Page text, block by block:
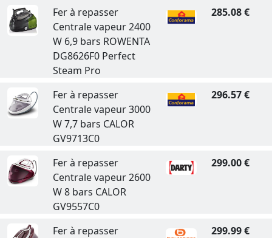
Fer à repasser
Centrale vapeur 2400
W 6,9 bars ROWENTA
DG8626F0 Perfect
Steam Pro
285.08 €
Fer à repasser
Centrale vapeur 3000
W 7,7 bars CALOR
GV9713C0
296.57 €
Fer à repasser
Centrale vapeur 2600
W 8 bars CALOR
GV9557C0
299.00 €
Fer à repasser
299.99 €